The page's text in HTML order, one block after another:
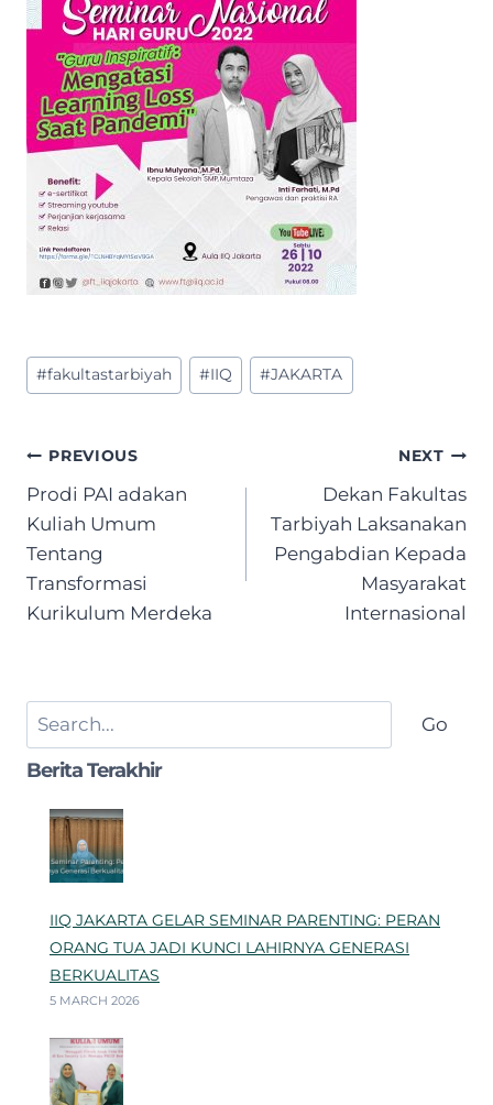
Post
Tags:
#fakultastarbiyah #IIQ #JAKARTA
Post
navigation
PREVIOUS
Prodi PAI adakan
Kuliah Umum
Tentang
Transformasi
Kurikulum Merdeka
NEXT
Dekan Fakultas
Tarbiyah Laksanakan
Pengabdian Kepada
Masyarakat
Internasional
Search Go
Berita Terakhir
IIQ JAKARTA GELAR SEMINAR PARENTING: PERAN
ORANG TUA JADI KUNCI LAHIRNYA GENERASI
BERKUALITAS
5 MARCH 2026